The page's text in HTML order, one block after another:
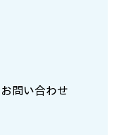
お問い合わせ